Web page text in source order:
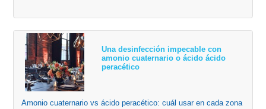
Una desinfección impecable con
amonio cuaternario o ácido ácido
peracético
Amonio cuaternario vs ácido peracético: cuál usar en cada zona